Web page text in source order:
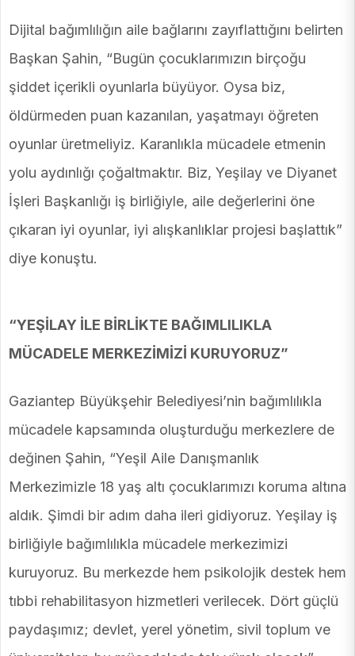
Dijital bağımlılığın aile bağlarını zayıflattığını belirten
Başkan Şahin, “Bugün çocuklarımızın birçoğu
şiddet içerikli oyunlarla büyüyor. Oysa biz,
öldürmeden puan kazanılan, yaşatmayı öğreten
oyunlar üretmeliyiz. Karanlıkla mücadele etmenin
yolu aydınlığı çoğaltmaktır. Biz, Yeşilay ve Diyanet
İşleri Başkanlığı iş birliğiyle, aile değerlerini öne
çıkaran iyi oyunlar, iyi alışkanlıklar projesi başlattık”
diye konuştu.
“YEŞİLAY İLE BİRLİKTE BAĞIMLILIKLA
MÜCADELE MERKEZİMİZİ KURUYORUZ”
Gaziantep Büyükşehir Belediyesi’nin bağımlılıkla
mücadele kapsamında oluşturduğu merkezlere de
değinen Şahin, “Yeşil Aile Danışmanlık
Merkezimizle 18 yaş altı çocuklarımızı koruma altına
aldık. Şimdi bir adım daha ileri gidiyoruz. Yeşilay iş
birliğiyle bağımlılıkla mücadele merkezimizi
kuruyoruz. Bu merkezde hem psikolojik destek hem
tıbbi rehabilitasyon hizmetleri verilecek. Dört güçlü
paydaşımız; devlet, yerel yönetim, sivil toplum ve